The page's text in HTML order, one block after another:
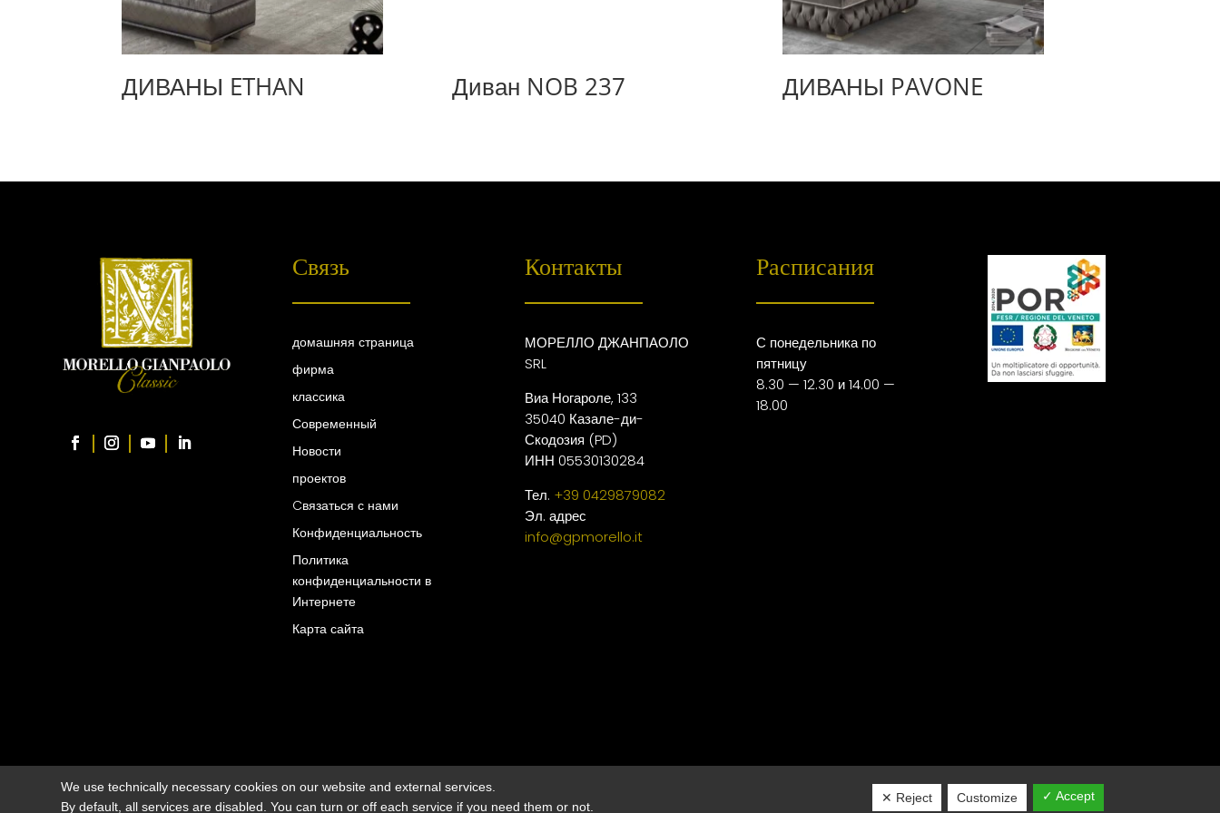
ДИВАНЫ ETHAN Диван NOB 237 ДИВАНЫ PAVONE
Связь
домашняя страница
фирма
классика
Современный
Новости
проектов
Cвязаться с нами
Конфиденциальность
Политика
конфиденциальности в
Интернете
Карта сайта
Контакты
МОРЕЛЛО ДЖАНПАОЛО
SRL
Виа Ногароле, 133
35040 Казале-ди-
Скодозия (PD)
ИНН 05530130284
Тел. +39 0429879082
Эл. адрес
info@gpmorello.it
Расписания
С понедельника по
пятницу
8.30 — 12.30 и 14.00 —
18.00
Сайт создан и оптимизирован компанией PRISMI S.pA.
We use technically necessary cookies on our website and external services.
By default, all services are disabled. You can turn or off each service if you need them or not.
✓ Accept
Customize
✕ Reject